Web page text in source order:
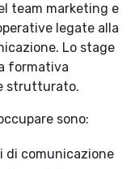
team marketing e
legate alla
Lo stage
formativa
strutturato.
sono:
di comunicazione